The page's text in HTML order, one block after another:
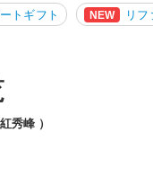
トギフト NEW リ
紅秀峰 ）